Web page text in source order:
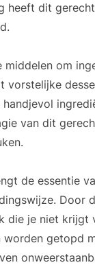
heeft dit
om
vorstelijke
van dit
de essentie
Door
die je niet krijgt
worden getopd